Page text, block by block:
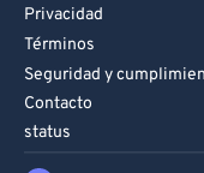
Privacidad
Términos
Seguridad y
Contacto
status